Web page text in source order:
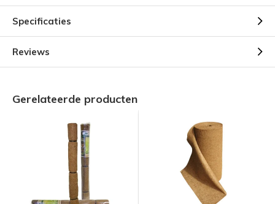
Specificaties
Reviews
Gerelateerde producten